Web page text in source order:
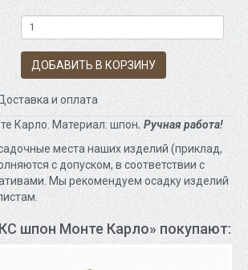
ДОБАВИТЬ В КОРЗИНУ
и оплата
Карло. Материал: шпон. Ручная работа!
места наших изделий (приклад,
с допуском, в соответствии с
Мы рекомендуем осадку изделий
шпон Монте Карло» покупают: